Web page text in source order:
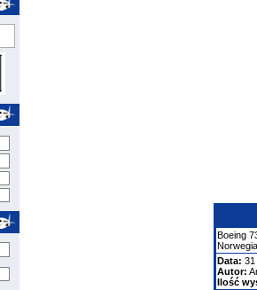
Boeing
Data: 31
Autor:
Ilość